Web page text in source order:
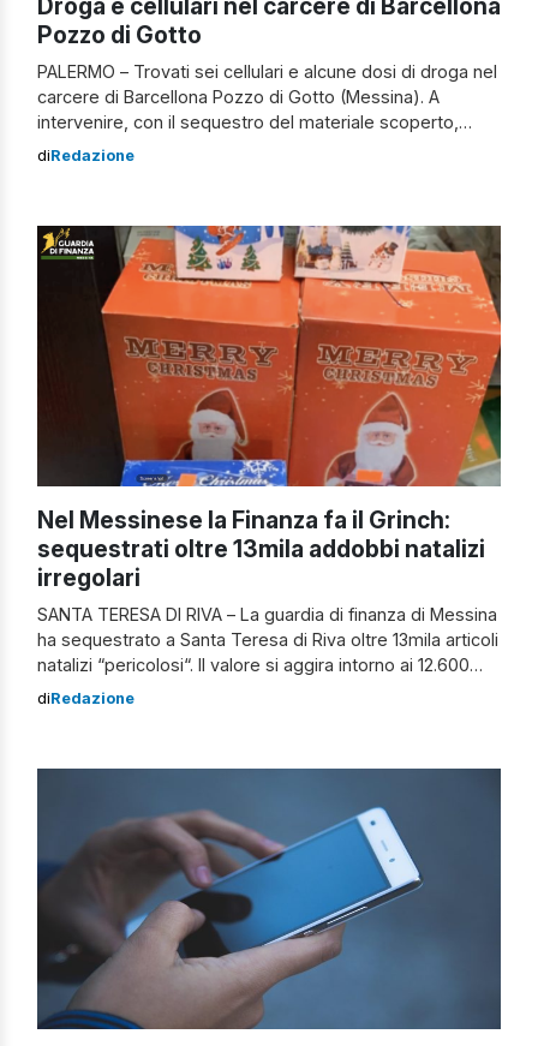
Pozzo di Gotto
PALERMO – Trovati sei cellulari e alcune dosi di droga nel
carcere di Barcellona Pozzo di Gotto (Messina). A
intervenire, con il sequestro del materiale scoperto,
sono stati gli agenti penitenziari in servizio nella struttura.
corso le indagini […]
diRedazione
Nel Messinese la Finanza fa il Grinch:
sequestrati oltre 13mila addobbi natalizi
irregolari
SANTA TERESA DI RIVA – La guardia di finanza di Messina
ha sequestrato a Santa Teresa di Riva oltre 13mila articoli
natalizi “pericolosi“. Il valore si aggira intorno ai 12.600
euro. Il sequestro nel Messinese Durante i controlli i
rispettavano […]
diRedazione